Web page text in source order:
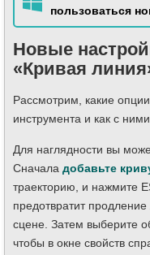
пользоваться
Новые
«Кривая
Рассмотрим, какие
инструмента и как с ними
Для наглядности вы
Сначала добавьте
траекторию, и нажмите
предотвратит
сцене. Затем выберите
чтобы в окне свойств